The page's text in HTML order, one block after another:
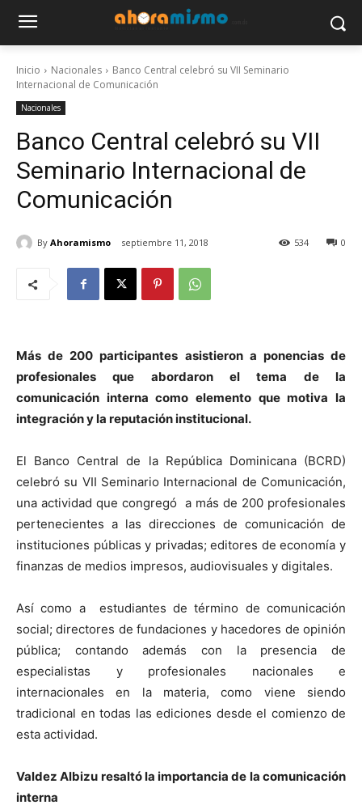
Inicio Nacionales
Banco Central celebró su VII Seminario
Internacional de Comunicación
Nacionales
Banco Central celebró su VII
Seminario Internacional de
Comunicación
By Ahoramismo septiembre 11, 2018 0
534
Más de 200 participantes asistieron a ponencias de
profesionales que abordaron el tema de la
comunicación interna como elemento que motiva la
integración y la reputación institucional.
El Banco Central de la República Dominicana (BCRD)
celebró su VII Seminario Internacional de Comunicación,
una actividad que congregó a más de 200 profesionales
pertenecientes a las direcciones de comunicación de
instituciones públicas y privadas; editores de economía y
finanzas de medios impresos, audiovisuales y digitales.
Así como a estudiantes de término de comunicación
social; directores de fundaciones y hacedores de opinión
pública; contando además con la presencia de
especialistas y profesionales nacionales e
internacionales en la materia, como viene siendo
tradicional en todas las ediciones desde el comienzo de
esta actividad.
Valdez Albizu resaltó la importancia de la comunicación
interna